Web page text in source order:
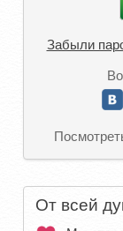
Забыли
От всей